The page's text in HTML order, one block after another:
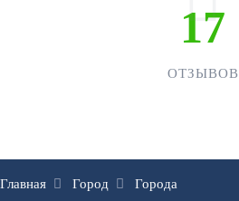
17
ОТЗЫВОВ
Главная Город Города